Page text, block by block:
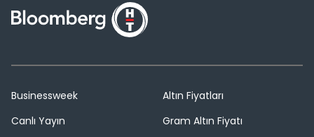
Businessweek
Canlı Yayın
Altın Fiyatları
Gram Altın Fiyatı